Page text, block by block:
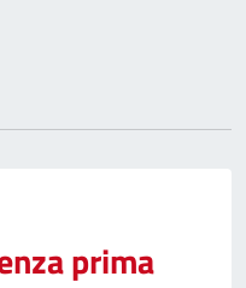
prima